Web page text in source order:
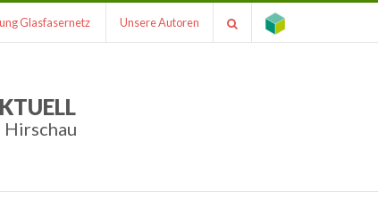
Glasfasernetz Unsere Autoren
Hirschau